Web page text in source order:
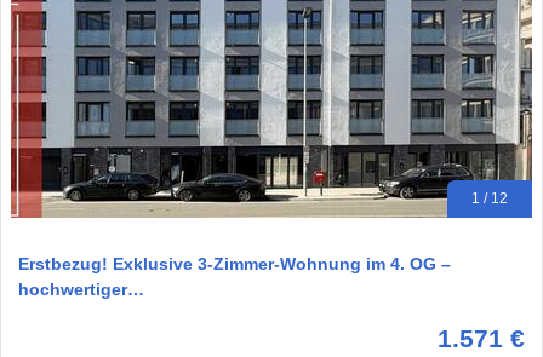
1 / 12
Erstbezug! Exklusive 3-Zimmer-Wohnung im 4. OG –
hochwertiger…
1.571 €